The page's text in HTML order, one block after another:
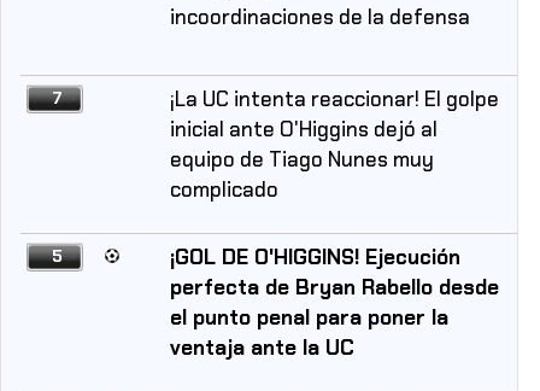
incoordinaciones de la defensa
7
¡La UC intenta reaccionar! El golpe
inicial ante O'Higgins dejó al
equipo de Tiago Nunes muy
complicado
5
¡GOL DE O'HIGGINS! Ejecución
perfecta de Bryan Rabello desde
el punto penal para poner la
ventaja ante la UC